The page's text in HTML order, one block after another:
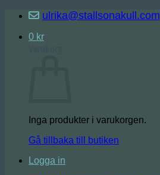
Skip
content
ulrika@stallsonakull.com
0 kr
Inga produkter i varukorgen.
Gå tillbaka till butiken
Logga in